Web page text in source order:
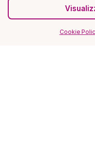
Cookie